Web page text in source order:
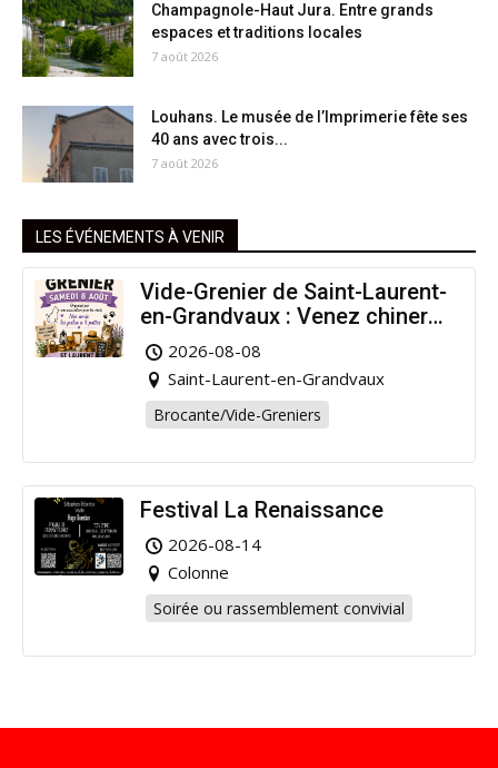
Champagnole-Haut Jura. Entre grands
espaces et traditions locales
7 août 2026
Louhans. Le musée de l’Imprimerie fête ses
40 ans avec trois...
7 août 2026
LES ÉVÉNEMENTS À VENIR
Vide-Grenier de Saint-Laurent-
en-Grandvaux : Venez chiner
pour la bonne cause !
2026-08-08
Saint-Laurent-en-Grandvaux
Brocante/Vide-Greniers
Festival La Renaissance
2026-08-14
Colonne
Soirée ou rassemblement convivial